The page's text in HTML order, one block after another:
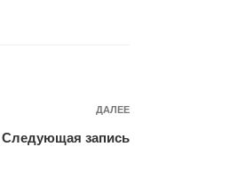
Следующая
ДАЛЕЕ
Следующая запись